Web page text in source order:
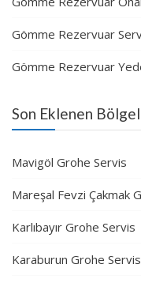
Gömme Rezervuar
Gömme Rezervuar
Son Eklenen
Mavigöl Grohe Servis
Mareşal Fevzi Çakmak
Karlıbayır Grohe Servis
Karaburun Grohe Servis